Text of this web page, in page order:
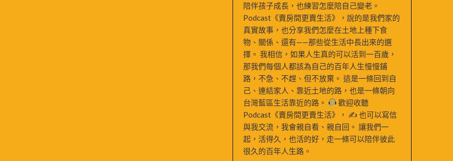
陪伴孩子成長，也練習怎麼陪自己變老。
Podcast《賣房間更賣生活》，說的是我們家的
真實故事，也分享我們怎麼在土地上種下食
物、關係、還有——那些從生活中長出來的選
擇。 我相信，如果人生真的可以活到一百歲，
那我們每個人都該為自己的百年人生慢慢鋪
路，不急、不趕、但不放棄。 這是一條回到自
己、連結家人、靠近土地的路，也是一條朝向
台灣藍區生活靠近的路。
歡迎收聽
Podcast《賣房間更賣生活》， ✍ 也可以寫信
與我交流，我會親自看、親自回。 讓我們一
起，活得久，也活的好，走一條可以陪伴彼此
很久的百年人生路。